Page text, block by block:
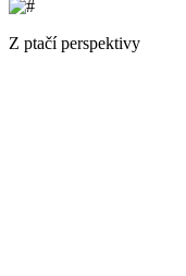
Z ptačí perspektivy